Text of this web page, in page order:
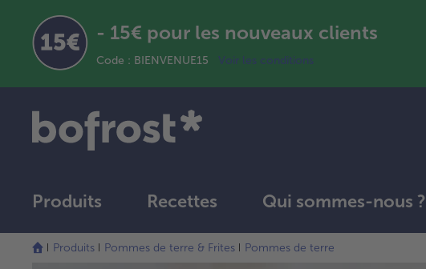
- 15€ pour les nouveaux clients
Code : BIENVENUE15 Voir les conditions
Produits Recettes Qui sommes-nous ?
Produits Pommes de terre & Frites Pommes de terre